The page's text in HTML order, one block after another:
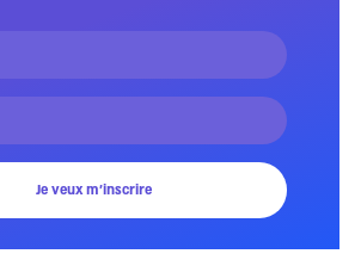
Je veux m'inscrire